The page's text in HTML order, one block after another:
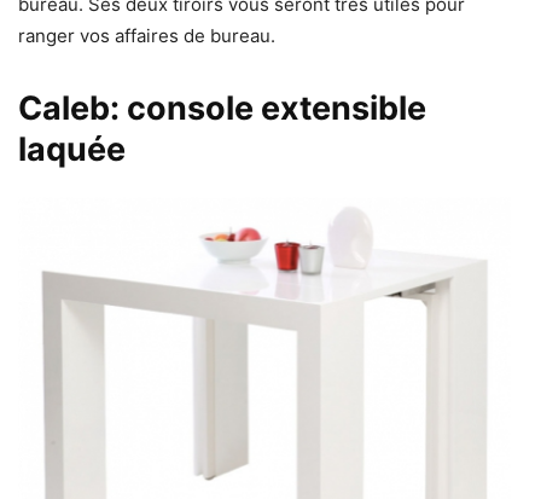
ranger vos affaires de bureau.
Caleb: console extensible
laquée